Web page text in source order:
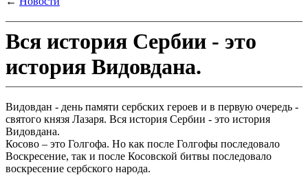
Вся история Сербии - это
история Видовдана.
Видовдан - день памяти сербских героев и в первую очередь -
святого князя Лазаря. Вся история Сербии - это история
Видовдана.
Косово – это Голгофа. Но как после Голгофы последовало
Воскресение, так и после Косовской битвы последовало
воскресение сербского народа.